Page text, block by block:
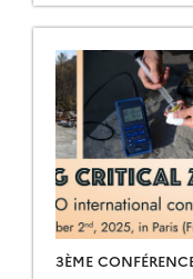
(Morbihan). Site
est ouverte à
postdoctorants
3ÈME